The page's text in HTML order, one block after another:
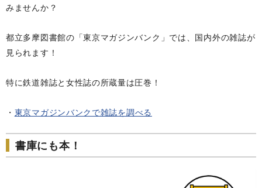
みませんか？
都立多摩図書館の「東京マガジンバンク」では、国内外の雑誌が
見られます！
特に鉄道雑誌と女性誌の所蔵量は圧巻！
・ 東京マガジンバンクで雑誌を調べる
書庫にも本！